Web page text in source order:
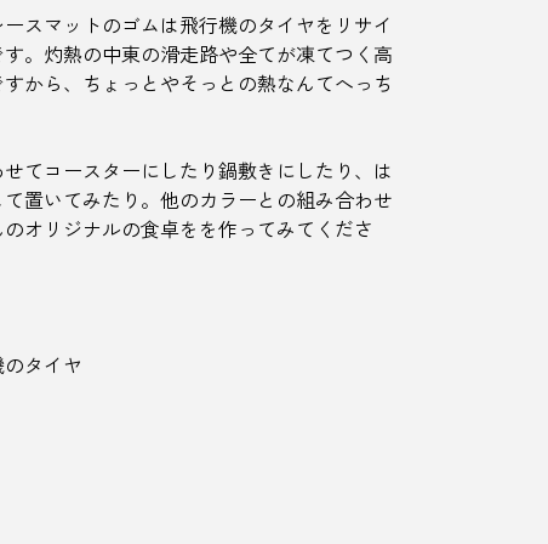
スマットのゴムは飛行機のタイヤをリサイ
。灼熱の中東の滑走路や全てが凍てつく高
から、ちょっとやそっとの熱なんてへっち
てコースターにしたり鍋敷きにしたり、は
置いてみたり。他のカラーとの組み合わせ
オリジナルの食卓をを作ってみてくださ
タイヤ